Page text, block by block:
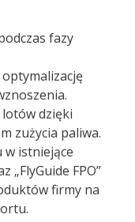
fazy
dzięki
zużycia paliwa.
istniejące
„FlyGuide FPO”
firmy na